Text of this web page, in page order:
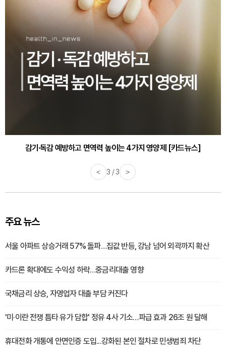
감기·독감 예방하고 면역력 높이는 4가지 영양제 [카드뉴스]
< 3 / 3 >
주요 뉴스
서울 아파트 상승거래 57% 돌파…집값 반등, 강남 넘어 외곽까지 확산
카드론 확대에도 수익성 하락…중금리대출 영향
국채금리 상승, 자영업자 대출 부담 커진다
'미·이란 전쟁 틈타 유가 담합' 정유 4사 기소…파급 효과 26조 원 달해
휴대전화 개통에 안면인증 도입...강화된 본인 절차로 민생범죄 차단